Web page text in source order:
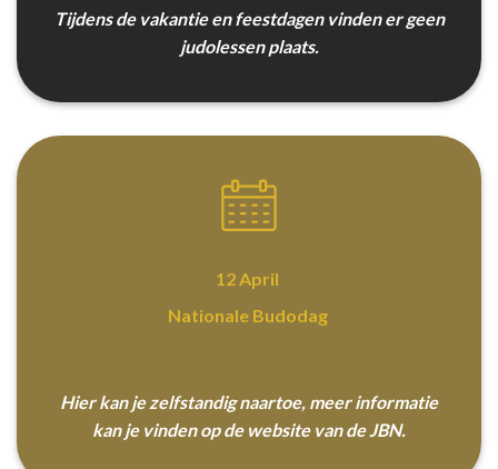
Tijdens de vakantie en feestdagen vinden er geen
judolessen plaats.
12 April
Nationale Budodag
Hier kan je zelfstandig naartoe, meer informatie
kan je vinden op de website van de JBN.